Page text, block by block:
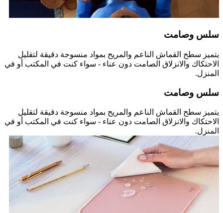
سلس وصامت
يتميز سطح القماش الناعم والمريح بمواد منسوجة دقيقة لتقليل
الاحتكاك والانزلاق الصامت دون عناء - سواء كنت في المكتب أو في
المنزل.
سلس وصامت
يتميز سطح القماش الناعم والمريح بمواد منسوجة دقيقة لتقليل
الاحتكاك والانزلاق الصامت دون عناء - سواء كنت في المكتب أو في
المنزل.